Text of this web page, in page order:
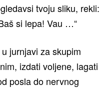
tvoju sliku, rekli:
si lepa! Vau …“
jurnjavi za skupim
izdati voljene, lagati
posla do nervnog